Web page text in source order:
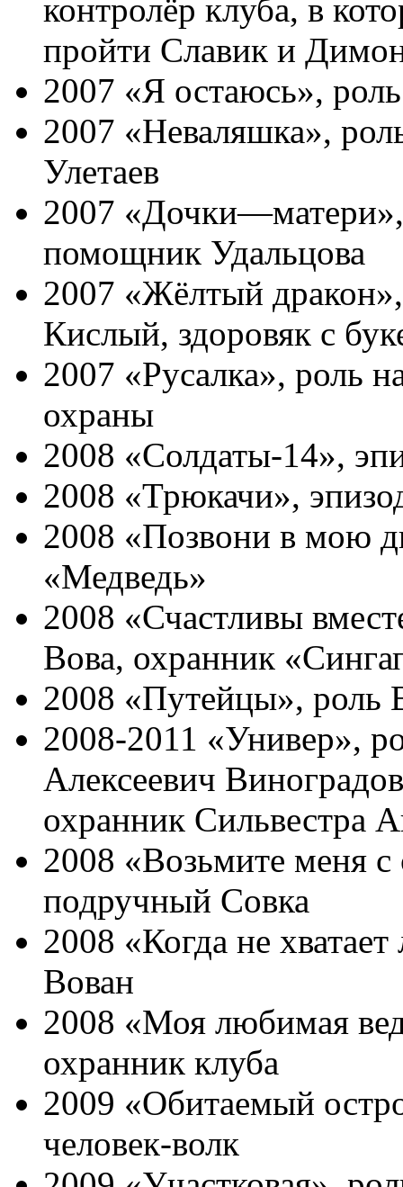
контролёр клуба, в
пройти Славик и
2007 «Я остаюсь»,
2007 «Неваляшка»,
Улетаев
2007
помощник Удальцова
2007 «Жёлтый
Кислый, здоровяк с
2007 «Русалка», роль
охраны
2008 «Солдаты-14»,
2008 «Трюкачи»,
2008 «Позвони в мою
«Медведь»
2008 «Счастливы
Вова, охранник
2008 «Путейцы», роль
2008-2011 «Универ»,
Алексеевич
охранник Сильвестра
2008 «Возьмите меня с
подручный Совка
2008 «Когда не
Вован
2008 «Моя любимая
охранник клуба
2009 «Обитаемый
человек-волк